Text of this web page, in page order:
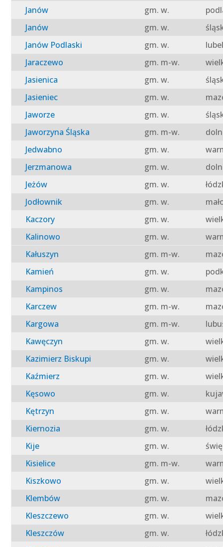
Janów gm. w.
Janów
gm. w.
Janów Podlaski
gm. w.
Jaraczewo
gm. m-w.
Jasienica
gm. w.
Jasieniec
gm. w.
Jaworze
gm. w.
Jaworzyna Śląska
gm. m-w.
Jedwabno
gm. w.
Jerzmanowa
gm. w.
Jeżów
gm. w.
Jodłownik
gm. w.
Kaczory
gm. w.
Kalinowo
gm. w.
Kałuszyn
gm. m-w.
Kamień
gm. w.
Kampinos
gm. w.
Karczew
gm. m-w.
Kargowa
gm. m-w.
Kawęczyn
gm. w.
Kazimierz Biskupi
gm. w.
Kaźmierz
gm. w.
Kęsowo
gm. w.
Kętrzyn
gm. w.
Kiernozia
gm. w.
Kije
gm. w.
Kisielice
gm. m-w.
Kiszkowo
gm. w.
Klembów
gm. w.
Kleszczewo
gm. w.
Kleszczów
gm. w.